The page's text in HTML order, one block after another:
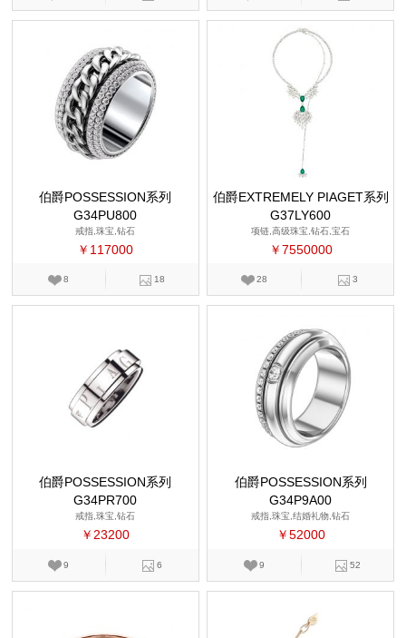
伯爵POSSESSION系列
G34PU800
戒指,珠宝,钻石
￥117000
8 18
伯爵EXTREMELY PIAGET系列
G37LY600
项链,高级珠宝,钻石,宝石
￥7550000
28 3
伯爵POSSESSION系列
G34PR700
戒指,珠宝,钻石
￥23200
9 6
伯爵POSSESSION系列
G34P9A00
戒指,珠宝,结婚礼物,钻石
￥52000
9 52